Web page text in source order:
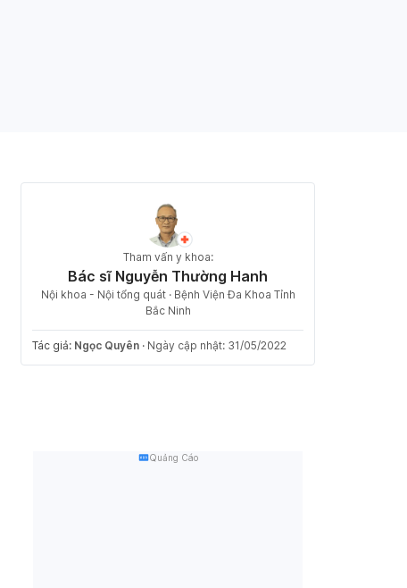
Tham vấn y khoa:
Bác sĩ Nguyễn Thường Hanh
Nội khoa - Nội tổng quát · Bệnh Viện Đa Khoa Tỉnh
Bắc Ninh
Tác giả: Ngọc Quyên · Ngày cập nhật: 31/05/2022
Quảng Cáo